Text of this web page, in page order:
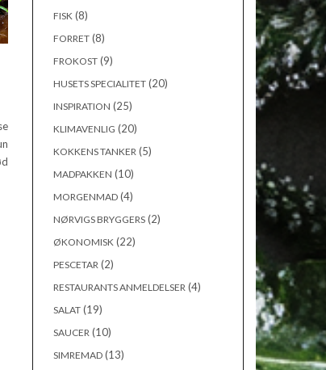
FISK (8)
FORRET(8)
FROKOST(9)
HUSETS SPECIALITET(20)
INSPIRATION (25)
KLIMAVENLIG (20)
KOKKENS TANKER (5)
MADPAKKEN (10)
MORGENMAD(4)
NØRVIGS BRYGGERS(2)
ØKONOMISK (22)
PESCETAR (2)
RESTAURANTS ANMELDELSER (4)
SALAT(19)
SAUCER (10)
SIMREMAD(13)